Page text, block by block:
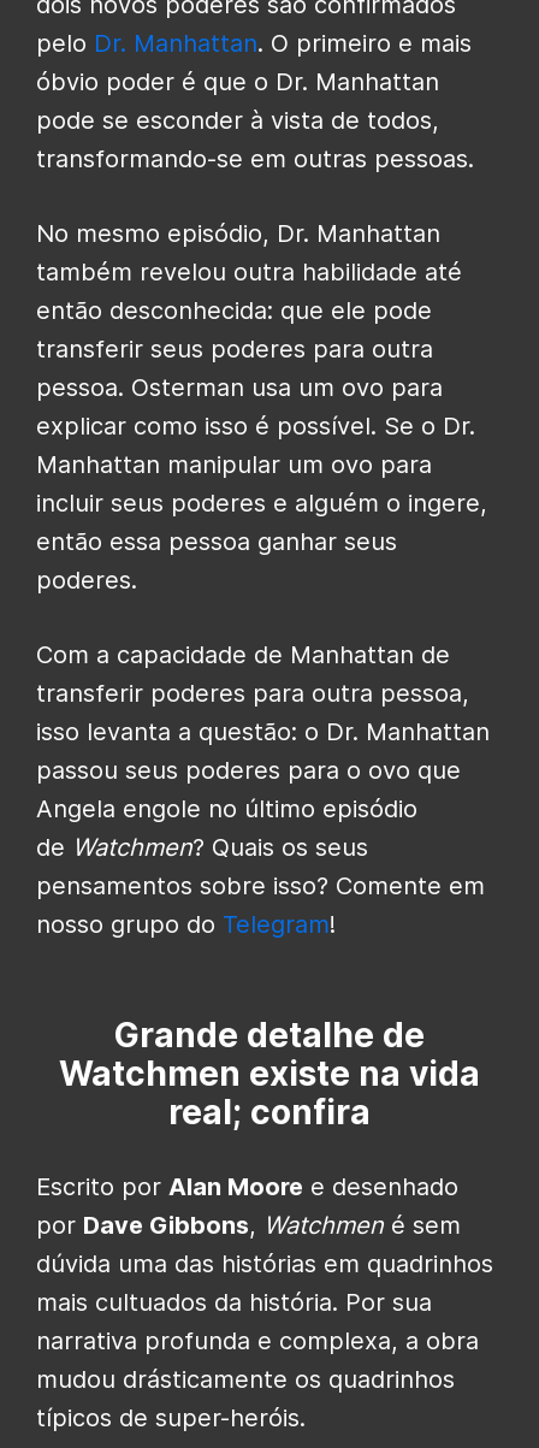
pelo Dr. Manhattan. O primeiro e mais
óbvio poder é que o Dr. Manhattan
pode se esconder à vista de todos,
transformando-se em outras pessoas.
No mesmo episódio, Dr. Manhattan
também revelou outra habilidade até
então desconhecida: que ele pode
transferir seus poderes para outra
pessoa. Osterman usa um ovo para
explicar como isso é possível. Se o Dr.
Manhattan manipular um ovo para
incluir seus poderes e alguém o ingere,
então essa pessoa ganhar seus
poderes.
Com a capacidade de Manhattan de
transferir poderes para outra pessoa,
isso levanta a questão: o Dr. Manhattan
passou seus poderes para o ovo que
Angela engole no último episódio
de Watchmen? Quais os seus
pensamentos sobre isso? Comente em
nosso grupo do Telegram!
Grande detalhe de
Watchmen existe na vida
real; confira
Escrito por Alan Moore e desenhado
por Dave Gibbons, Watchmen é sem
dúvida uma das histórias em quadrinhos
mais cultuados da história. Por sua
narrativa profunda e complexa, a obra
mudou drásticamente os quadrinhos
típicos de super-heróis.